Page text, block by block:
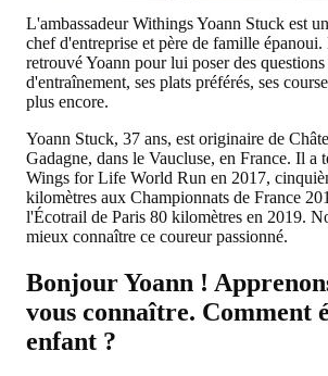
L'ambassadeur Withings Yoann Stuck est
chef d'entreprise et père de famille
retrouvé Yoann pour lui poser des
d'entraînement, ses plats préférés, ses
plus encore.
Yoann Stuck, 37 ans, est originaire de
Gadagne, dans le Vaucluse, en France. Il a
Wings for Life World Run en 2017,
kilomètres aux Championnats de France
l'Écotrail de Paris 80 kilomètres en 2019.
mieux connaître ce coureur passionné.
Bonjour Yoann !
vous connaître. Comment
enfant ?